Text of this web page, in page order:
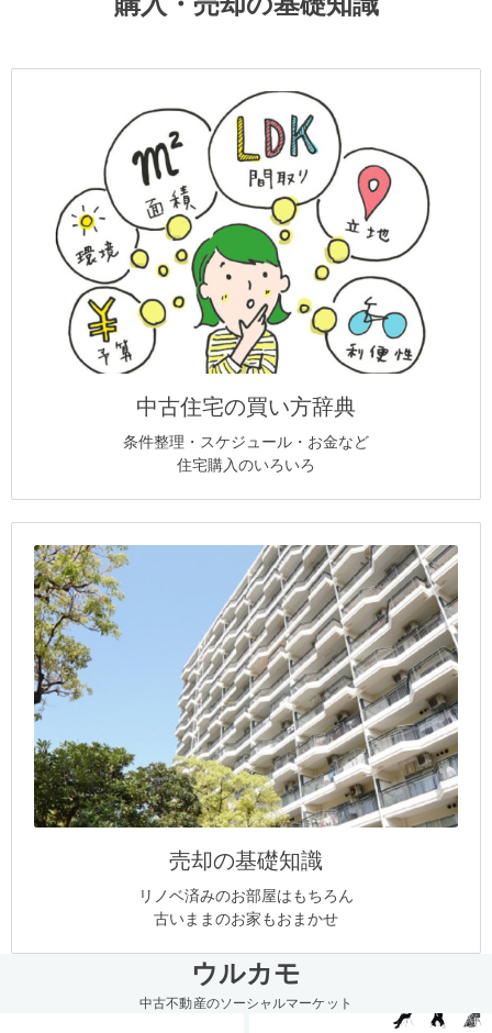
中古住宅の買い方辞典
条件整理・スケジュール・お金など
住宅購入のいろいろ
売却の基礎知識
リノベ済みのお部屋はもちろん
古いままのお家もおまかせ
ウルカモ
中古不動産のソーシャルマーケット